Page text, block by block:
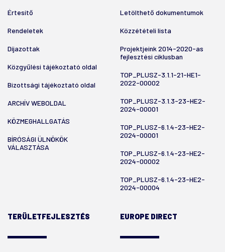
Értesítő
Rendeletek
Díjazottak
Közgyűlési tájékoztató oldal
Bizottsági tájékoztató oldal
ARCHÍV WEBOLDAL
KÖZMEGHALLGATÁS
BÍRÓSÁGI ÜLNÖKÖK
VÁLASZTÁSA
Letölthető dokumentumok
Közzétételi lista
Projektjeink 2014-2020-as
fejlesztési ciklusban
TOP_PLUSZ-3.1.1-21-HE1-
2022-00002
TOP_PLUSZ-3.1.3-23-HE2-
2024-00001
TOP_PLUSZ-6.1.4-23-HE2-
2024-00001
TOP_PLUSZ-6.1.4-23-HE2-
2024-00002
TOP_PLUSZ-6.1.4-23-HE2-
2024-00004
TERÜLETFEJLESZTÉS EUROPE DIRECT